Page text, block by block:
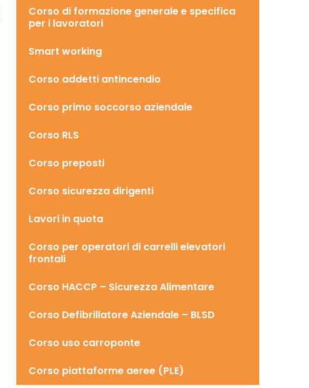
Corso di formazione generale e specifica
per i lavoratori
Smart working
Corso addetti antincendio
Corso primo soccorso aziendale
Corso RLS
Corso preposti
Corso sicurezza dirigenti
Lavori in quota
Corso per operatori di carrelli elevatori
frontali
Corso HACCP – Sicurezza Alimentare
Corso Defibrillatore Aziendale – BLSD
Corso uso carroponte
Corso piattaforme aeree (PLE)